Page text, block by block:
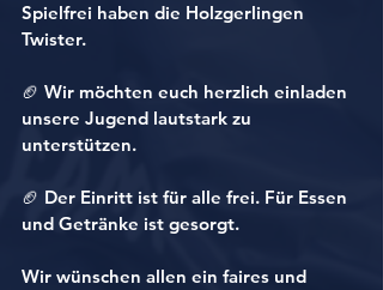
Spielfrei haben die Holzgerlingen
Twister.
🏈 Wir möchten euch herzlich einladen
unsere Jugend lautstark zu
unterstützen.
🏈 Der Einritt ist für alle frei. Für Essen
und Getränke ist gesorgt.
Wir wünschen allen ein faires und